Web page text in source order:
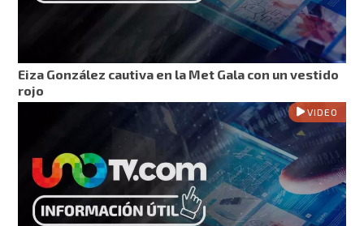
Eiza González cautiva en la Met Gala con un vestido
rojo
VIDEO